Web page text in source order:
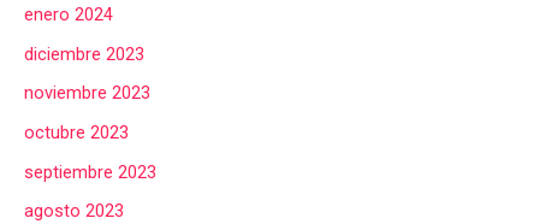
enero 2024
diciembre 2023
noviembre 2023
octubre 2023
septiembre 2023
agosto 2023